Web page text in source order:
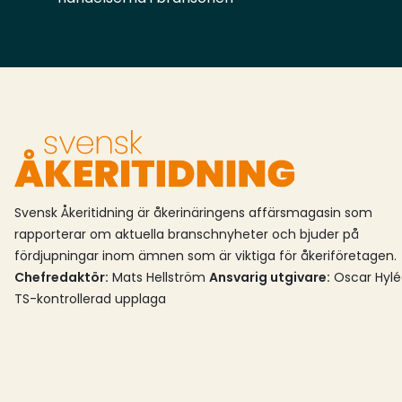
E45 norr och Göteborg.
Svensk Åkeritidning är åkerinäringens affärsmagasin som
rapporterar om aktuella branschnyheter och bjuder på
fördjupningar inom ämnen som är viktiga för åkeriföretagen.
Chefredaktör: Mats Hellström Ansvarig utgivare: Oscar
TS-kontrollerad upplaga